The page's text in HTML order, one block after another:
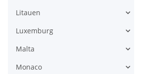
Litauen
Luxemburg
Malta
Monaco